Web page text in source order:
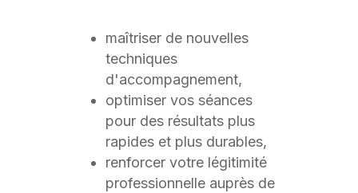
maîtriser de nouvelles
techniques
d'accompagnement,
optimiser vos séances
pour des résultats plus
rapides et plus durables,
renforcer votre légitimité
professionnelle auprès de